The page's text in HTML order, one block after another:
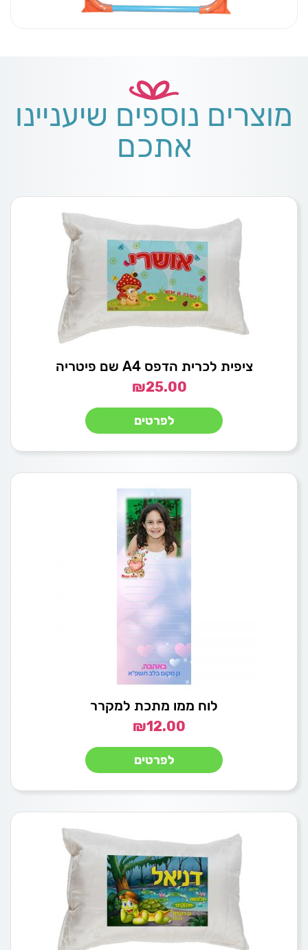
מוצרים נוספים שיעניינו
אתכם
ציפית לכרית הדפס A4 שם פיטריה
₪25.00
לפרטים
לוח ממו מתכת למקרר
₪12.00
לפרטים